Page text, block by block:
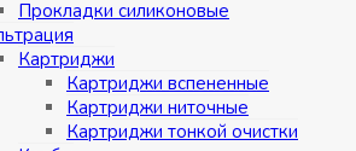
Прокладки силиконовые
Картриджи
Картриджи вспененные
Картриджи ниточные
Картриджи тонкой очистки